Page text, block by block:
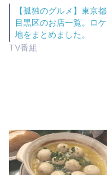
し
い
ウ
ィ
ン
ド
ウ
ク
し
て
く
だ
で
開
き
ま
す
)
【孤独のグルメ】東京都
目黒区のお店一覧。ロケ
地をまとめました。
TV番組